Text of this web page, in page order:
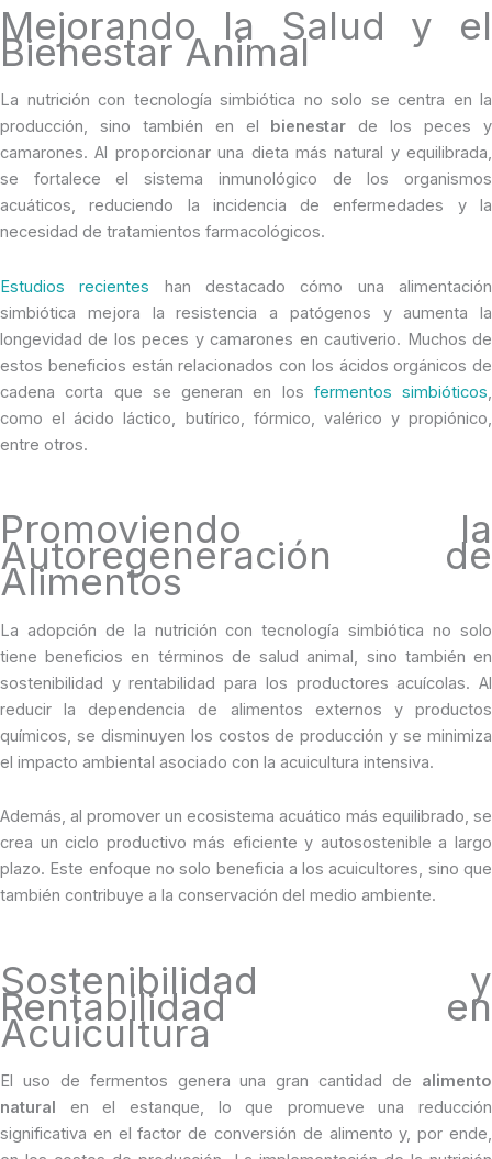
Mejorando la Salud y el
Bienestar Animal
La nutrición con tecnología simbiótica no solo se centra en la
producción, sino también en el bienestar de los peces y
camarones. Al proporcionar una dieta más natural y equilibrada,
se fortalece el sistema inmunológico de los organismos
acuáticos, reduciendo la incidencia de enfermedades y la
necesidad de tratamientos farmacológicos.
Estudios recientes han destacado cómo una alimentación
simbiótica mejora la resistencia a patógenos y aumenta la
longevidad de los peces y camarones en cautiverio. Muchos de
estos beneficios están relacionados con los ácidos orgánicos de
cadena corta que se generan en los fermentos simbióticos,
como el ácido láctico, butírico, fórmico, valérico y propiónico,
entre otros.
Promoviendo la
Autoregeneración de
Alimentos
La adopción de la nutrición con tecnología simbiótica no solo
tiene beneficios en términos de salud animal, sino también en
sostenibilidad y rentabilidad para los productores acuícolas. Al
reducir la dependencia de alimentos externos y productos
químicos, se disminuyen los costos de producción y se minimiza
el impacto ambiental asociado con la acuicultura intensiva.
Además, al promover un ecosistema acuático más equilibrado, se
crea un ciclo productivo más eficiente y autosostenible a largo
plazo. Este enfoque no solo beneficia a los acuicultores, sino que
también contribuye a la conservación del medio ambiente.
Sostenibilidad y
Rentabilidad en
Acuicultura
El uso de fermentos genera una gran cantidad de alimento
natural en el estanque, lo que promueve una reducción
significativa en el factor de conversión de alimento y, por ende,